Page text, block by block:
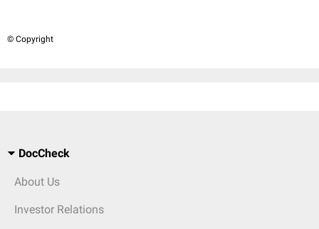
© Copyright
DocCheck
About Us
Investor Relations